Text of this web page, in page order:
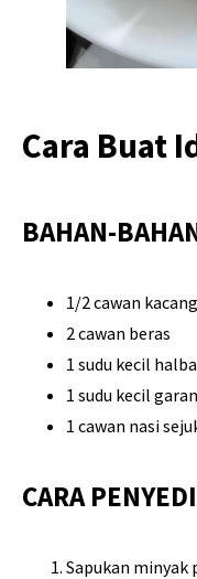
Cara Buat
BAHAN-
1/2 cawan
2 cawan beras
1 sudu kecil halba
1 sudu kecil
1 cawan nasi
CARA
Sapukan minyak